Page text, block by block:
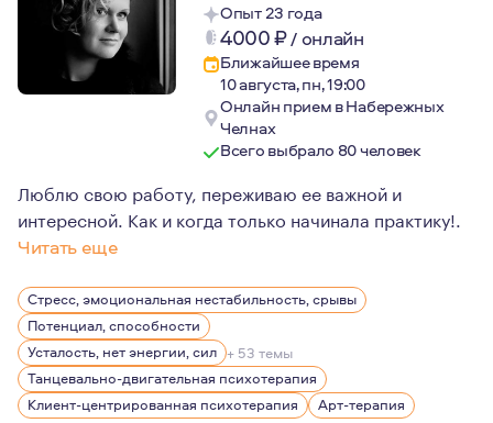
Опыт 23 года
4000₽/ онлайн
Ближайшее время
10 августа, пн, 19:00
Онлайн прием в Набережных
Челнах
Всего выбрало 80 человек
Люблю свою работу, переживаю ее важной и
интересной. Как и когда только начинала практику!.
Читать еще
Для меня большой ценностью являются свобода
Стресс, эмоциональная нестабильность, срывы
Потенциал, способности
Усталость, нет энергии, сил + 53 темы
Танцевально-двигательная психотерапия
Клиент-центрированная психотерапия
Арт-терапия